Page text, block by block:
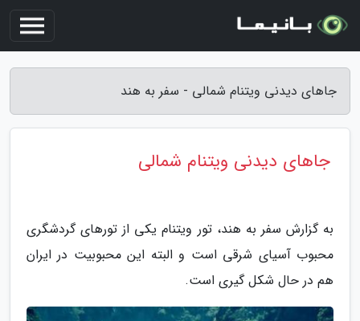
جاهای دیدنی ویتنام شمالی - سفر به هند
جاهای دیدنی ویتنام شمالی
به گزارش سفر به هند، تور ویتنام یکی از تورهای گردشگری
محبوب آسیای شرقی است و البته این محبوبیت در ایران
هم در حال شکل گیری است.